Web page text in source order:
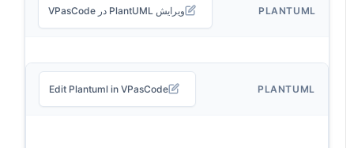
PLANTUML ویرایش PlantUML در VPasCode
PLANTUML
Edit Plantuml in VPasCode